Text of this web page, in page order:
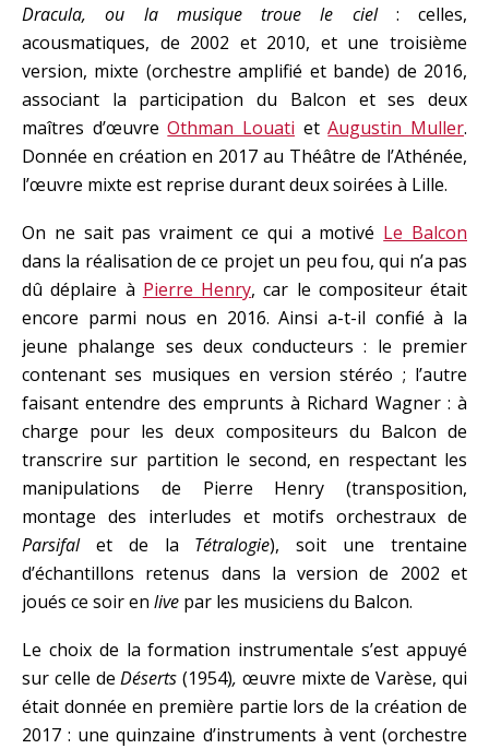
Dracula, ou la musique troue le ciel : celles,
acousmatiques, de 2002 et 2010, et une troisième
version, mixte (orchestre amplifié et bande) de 2016,
associant la participation du Balcon et ses deux
maîtres d’œuvreOthman Louati etAugustin Muller.
Donnée en création en 2017 au Théâtre de l’Athénée,
l’œuvre mixte est reprise durant deux soirées à Lille.
On ne sait pas vraiment ce qui a motivé Le Balcon
dans la réalisation de ce projet un peu fou, qui n’a pas
dû déplaire à Pierre Henry, car le compositeur était
encore parmi nous en 2016. Ainsi a-t-il confié à la
jeune phalange ses deux conducteurs : le premier
contenant ses musiques en version stéréo ; l’autre
faisant entendre des emprunts à Richard Wagner : à
charge pour les deux compositeurs du Balcon de
transcrire sur partition le second, en respectant les
manipulations de Pierre Henry (transposition,
montage des interludes et motifs orchestraux de
Parsifalet de la Tétralogie), soit une trentaine
d’échantillons retenus dans la version de 2002 et
joués ce soir en live par les musiciens du Balcon.
Le choix de la formation instrumentale s’est appuyé
sur celle deDéserts(1954), œuvre mixte de Varèse, qui
était donnée en première partie lors de la création de
2017 : une quinzaine d’instruments à vent (orchestre